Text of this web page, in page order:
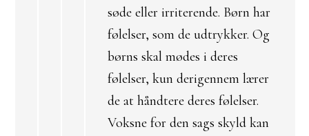
søde eller irriterende. Børn har
følelser, som de udtrykker. Og
børns skal mødes i deres
følelser, kun derigennem lærer
de at håndtere deres følelser.
Voksne for den sags skyld kan